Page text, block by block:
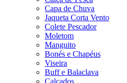
Capa de Chuva
Jaqueta Corta Vento
Colete Pescador
Moletom
Manguito
Bonés e Chapéus
Viseira
Buff e Balaclava
Calçados